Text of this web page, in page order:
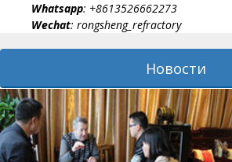
Whatsapp: +8613526662273
Wechat: rongsheng_refractory
Новости